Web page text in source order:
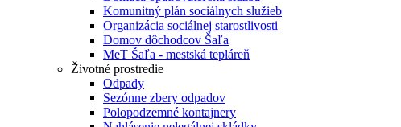
Komunitný plán sociálnych služieb
Organizácia sociálnej starostlivosti
Domov dôchodcov Šaľa
MeT Šaľa - mestská tepláreň
Životné prostredie
Odpady
Sezónne zbery odpadov
Polopodzemné kontajnery